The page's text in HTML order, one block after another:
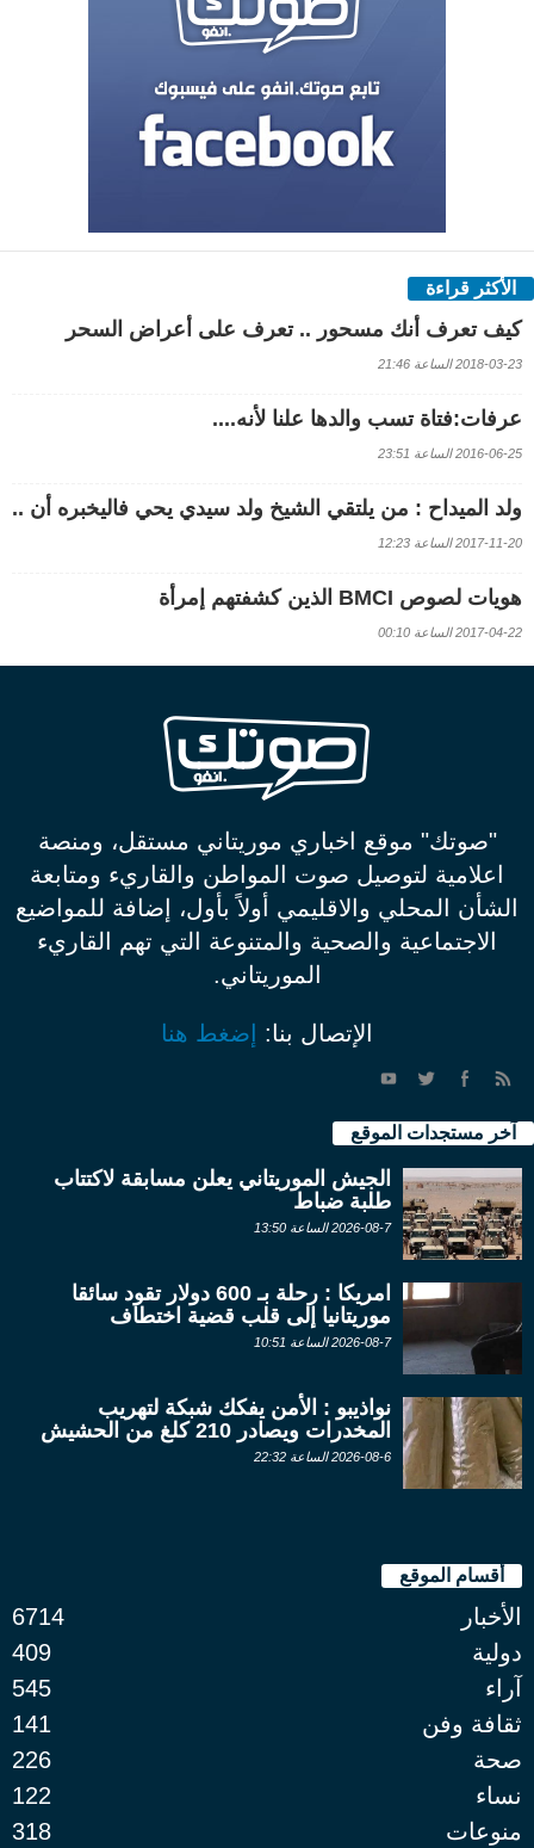
الأكثر قراءة
كيف تعرف أنك مسحور .. تعرف على أعراض السحر
2018-03-23 الساعة 21:46
عرفات:فتاة تسب والدها علنا لأنه....
2016-06-25 الساعة 23:51
ولد الميداح : من يلتقي الشيخ ولد سيدي يحي فاليخبره أن ..
2017-11-20 الساعة 12:23
هويات لصوص BMCI الذين كشفتهم إمرأة
2017-04-22 الساعة 00:10
"صوتك" موقع اخباري موريتاني مستقل، ومنصة
اعلامية لتوصيل صوت المواطن والقاريء ومتابعة
الشأن المحلي والاقليمي أولاً بأول، إضافة للمواضيع
الاجتماعية والصحية والمتنوعة التي تهم القاريء
الموريتاني.
الإتصال بنا: إضغط هنا
آخر مستجدات الموقع
الجيش الموريتاني يعلن مسابقة لاكتتاب
طلبة ضباط
2026-08-7 الساعة 13:50
امريكا : رحلة بـ 600 دولار تقود سائقا
موريتانيا إلى قلب قضية اختطاف
2026-08-7 الساعة 10:51
نواذيبو : الأمن يفكك شبكة لتهريب
المخدرات ويصادر 210 كلغ من الحشيش
2026-08-6 الساعة 22:32
أقسام الموقع
الأخبار
6714
دولية
409
آراء
545
ثقافة وفن
141
صحة
226
نساء
122
منوعات
318